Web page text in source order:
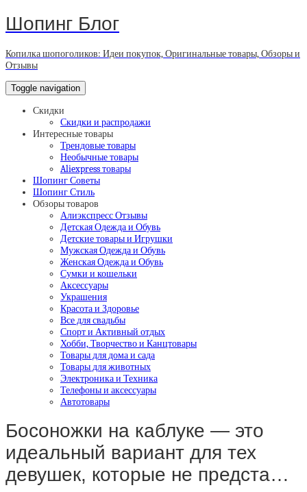
Шопинг Блог
Копилка шопоголиков: Идеи покупок, Оригинальные товары, Обзоры и
Отзывы
Toggle navigation
Скидки
Скидки и распродажи
Интересные товары
Трендовые товары
Необычные товары
Aliexpress товары
Шопинг Советы
Шопинг Стиль
Обзоры товаров
Алиэкспресс Отзывы
Детская Одежда и Обувь
Детские товары и Игрушки
Мужская Одежда и Обувь
Женская Одежда и Обувь
Сумки и кошельки
Аксессуары
Украшения
Красота и Здоровье
Все для свадьбы
Спорт и Активный отдых
Хобби, Творчество и Канцтовары
Товары для дома и сада
Товары для животных
Электроника и Техника
Телефоны и аксессуары
Автотовары
Босоножки на каблуке — это
идеальный вариант для тех
девушек, которые не предста…